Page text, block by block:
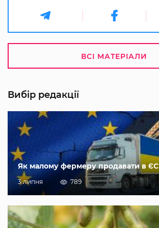
ВСІ МАТЕРІАЛИ
Вибір редакції
Як малому фермеру продавати в ЄС
3 липня 789